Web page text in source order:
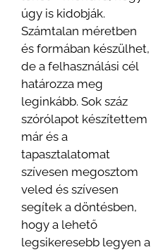
úgy is kidobják.
Számtalan méretben
és formában készülhet,
de a felhasználási cél
határozza meg
leginkább. Sok száz
szórólapot készítettem
már és a
tapasztalatomat
szívesen megosztom
veled és szívesen
segítek a döntésben,
hogy a lehető
legsikeresebb legyen a